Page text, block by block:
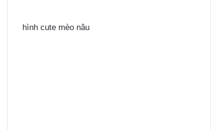
hình cute mèo nâu